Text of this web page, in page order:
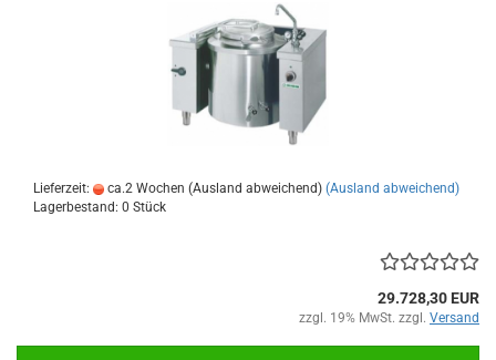
Lieferzeit: ca.2 Wochen (Ausland abweichend) (Ausland abweichend)
Lagerbestand: 0 Stück
29.728,30 EUR
zzgl. 19% MwSt. zzgl. Versand